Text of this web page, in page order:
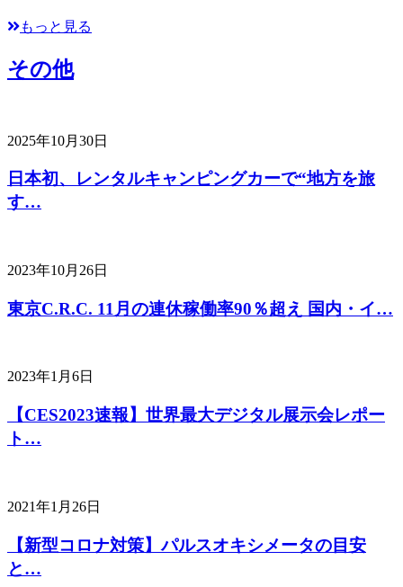
もっと見る
その他
2025年10月30日
日本初、レンタルキャンピングカーで“地方を旅
す…
2023年10月26日
東京C.R.C. 11月の連休稼働率90％超え 国内・イ…
2023年1月6日
【CES2023速報】世界最大デジタル展示会レポー
ト…
2021年1月26日
【新型コロナ対策】パルスオキシメータの目安
と…